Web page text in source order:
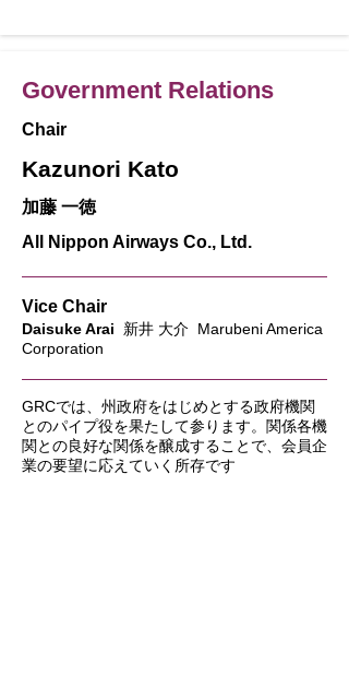
Government Relations
Chair
Kazunori Kato
加藤 一徳
All Nippon Airways Co., Ltd.
Vice Chair
Daisuke Arai 新井 大介 Marubeni America
Corporation
GRCでは、州政府をはじめとする政府機関
とのパイプ役を果たして参ります。関係各機
関との良好な関係を醸成することで、会員企
業の要望に応えていく所存です